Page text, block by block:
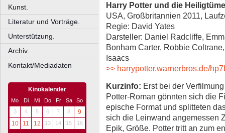
Kunst.
Literatur und Vorträge.
Unterstützung.
Archiv.
Kontakt/Mediadaten
Kinokalender
Mo Di Mi Do Fr Sa
So
3
4 5 6 7 8
9
10
11 12 13 14 15 16
Harry Potter und die
USA, Großbritannien 2011,
Regie: David Yates
Darsteller: Daniel Radcliffe,
Bonham Carter, Robbie
Isaacs
>> harrypotter.warnerbros.de/
Kurzinfo: Erst bei der
Potter-Roman gönnten sich die
epische Format und splitteten
sich die Leinwand angemessen
Epik, Größe. Potter tritt an zum